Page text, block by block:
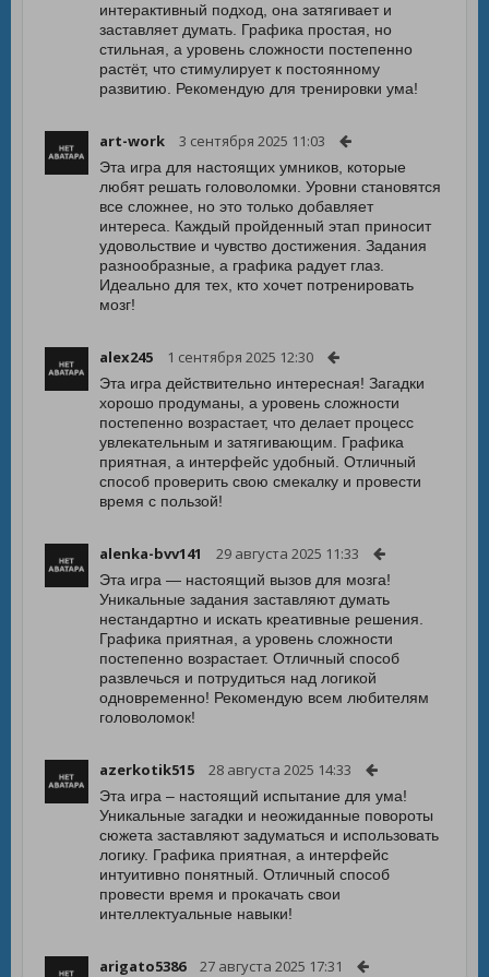
интерактивный подход, она затягивает и
заставляет думать. Графика простая, но
стильная, а уровень сложности постепенно
растёт, что стимулирует к постоянному
развитию. Рекомендую для тренировки ума!
art-work 3 сентября 2025 11:03
Эта игра для настоящих умников, которые
любят решать головоломки. Уровни становятся
все сложнее, но это только добавляет
интереса. Каждый пройденный этап приносит
удовольствие и чувство достижения. Задания
разнообразные, а графика радует глаз.
Идеально для тех, кто хочет потренировать
мозг!
alex245 1 сентября 2025 12:30
Эта игра действительно интересная! Загадки
хорошо продуманы, а уровень сложности
постепенно возрастает, что делает процесс
увлекательным и затягивающим. Графика
приятная, а интерфейс удобный. Отличный
способ проверить свою смекалку и провести
время с пользой!
alenka-bvv141 29 августа 2025 11:33
Эта игра — настоящий вызов для мозга!
Уникальные задания заставляют думать
нестандартно и искать креативные решения.
Графика приятная, а уровень сложности
постепенно возрастает. Отличный способ
развлечься и потрудиться над логикой
одновременно! Рекомендую всем любителям
головоломок!
azerkotik515 28 августа 2025 14:33
Эта игра – настоящий испытание для ума!
Уникальные загадки и неожиданные повороты
сюжета заставляют задуматься и использовать
логику. Графика приятная, а интерфейс
интуитивно понятный. Отличный способ
провести время и прокачать свои
интеллектуальные навыки!
arigato5386 27 августа 2025 17:31